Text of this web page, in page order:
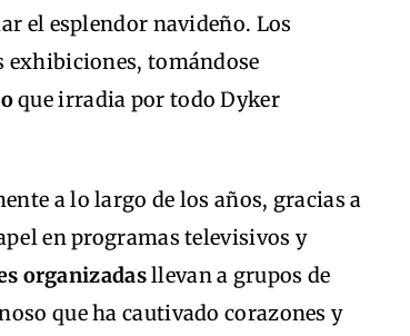
el esplendor navideño. Los
exhibiciones, tomándose
que irradia por todo Dyker
a lo largo de los años, gracias a
en programas televisivos y
organizadasllevan a grupos de
que ha cautivado corazones y